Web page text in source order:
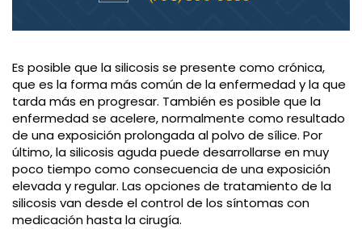
Es posible que la silicosis se presente como crónica,
que es la forma más común de la enfermedad y la que
tarda más en progresar. También es posible que la
enfermedad se acelere, normalmente como resultado
de una exposición prolongada al polvo de sílice. Por
último, la silicosis aguda puede desarrollarse en muy
poco tiempo como consecuencia de una exposición
elevada y regular. Las opciones de tratamiento de la
silicosis van desde el control de los síntomas con
medicación hasta la cirugía.